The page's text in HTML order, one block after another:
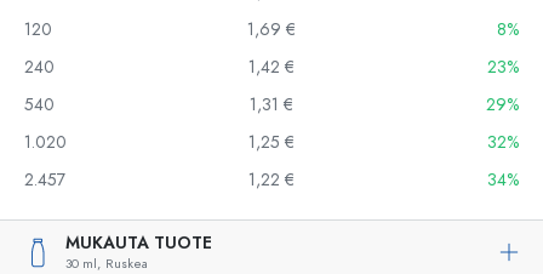
120
1,69 €
8%
240
1,42 €
23%
540
1,31 €
29%
1.020
1,25 €
32%
2.457
1,22 € 34%
MUKAUTA TUOTE
30 ml, Ruskea